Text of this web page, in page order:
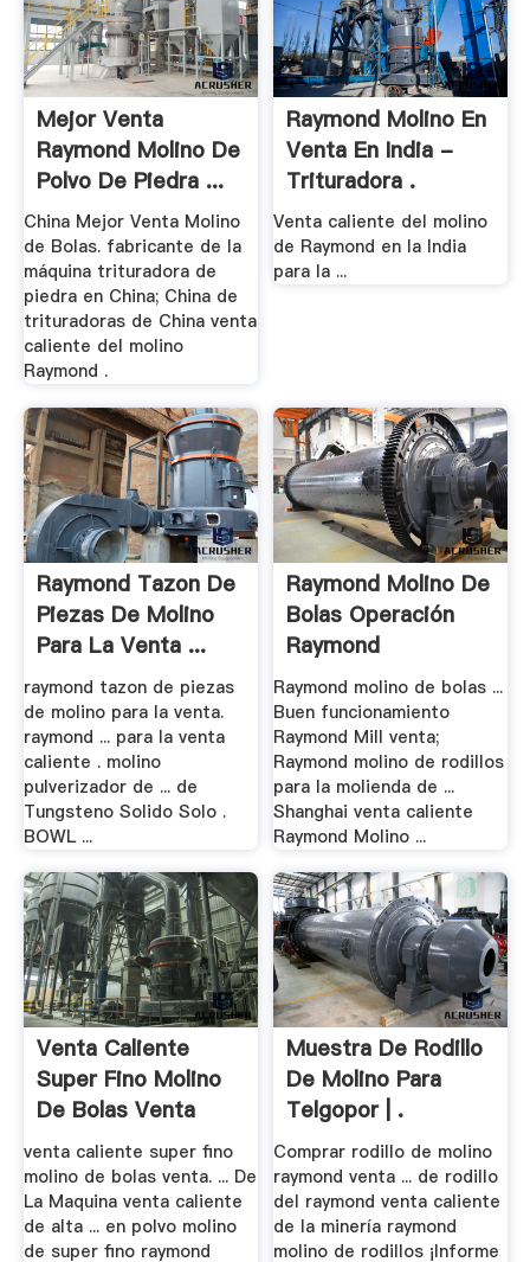
Mejor Venta
Raymond Molino De
Polvo De Piedra ...
China Mejor Venta Molino
de Bolas. fabricante de la
máquina trituradora de
piedra en China; China de
trituradoras de China venta
caliente del molino
Raymond .
Raymond Molino En
Venta En India -
Trituradora .
Venta caliente del molino
de Raymond en la India
para la ...
Raymond Tazon De
Piezas De Molino
Para La Venta ...
raymond tazon de piezas
de molino para la venta.
raymond ... para la venta
caliente . molino
pulverizador de ... de
Tungsteno Solido Solo .
BOWL ...
Raymond Molino De
Bolas Operación
Raymond
Raymond molino de bolas ...
Buen funcionamiento
Raymond Mill venta;
Raymond molino de rodillos
para la molienda de ...
Shanghai venta caliente
Raymond Molino ...
Venta Caliente
Super Fino Molino
De Bolas Venta
venta caliente super fino
molino de bolas venta. ... De
La Maquina venta caliente
de alta ... en polvo molino
de super fino raymond
Muestra De Rodillo
De Molino Para
Telgopor | .
Comprar rodillo de molino
raymond venta ... de rodillo
del raymond venta caliente
de la minería raymond
molino de rodillos ¡Informe